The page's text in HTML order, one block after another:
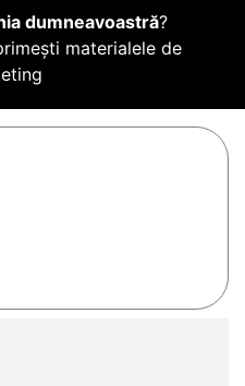
dumneavoastră?
materialele de